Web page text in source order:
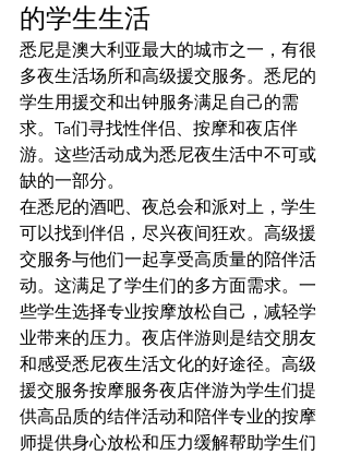
的学生生活
悉尼是澳大利亚最大的城市之一，有很
多夜生活场所和高级援交服务。悉尼的
学生用援交和出钟服务满足自己的需
求。Ta们寻找性伴侣、按摩和夜店伴
游。这些活动成为悉尼夜生活中不可或
缺的一部分。
在悉尼的酒吧、夜总会和派对上，学生
可以找到伴侣，尽兴夜间狂欢。高级援
交服务与他们一起享受高质量的陪伴活
动。这满足了学生们的多方面需求。一
些学生选择专业按摩放松自己，减轻学
业带来的压力。夜店伴游则是结交朋友
和感受悉尼夜生活文化的好途径。高级
援交服务按摩服务夜店伴游为学生们提
供高品质的结伴活动和陪伴专业的按摩
师提供身心放松和压力缓解帮助学生们